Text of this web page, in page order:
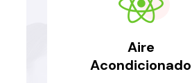
Aire
Acondicionado